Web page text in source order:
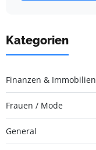
Kategorien
Finanzen & Immobilien
Frauen / Mode
General